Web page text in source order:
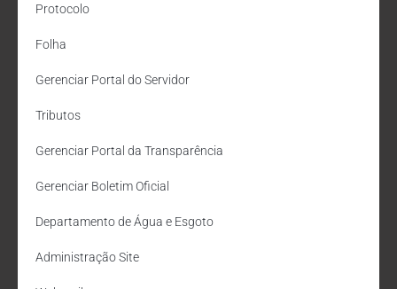
Protocolo
Folha
Gerenciar Portal do Servidor
Tributos
Gerenciar Portal da Transparência
Gerenciar Boletim Oficial
Departamento de Água e Esgoto
Administração Site